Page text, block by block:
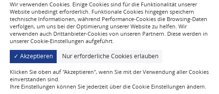
Wir verwenden Cookies. Einige Cookies sind für die Funktionalität unserer
Website unbedingt erforderlich. Funktionale Cookies hingegen speichern
technische Informationen, während Performance-Cookies die Browsing-Daten
verfolgen, um uns bei der Optimierung unserer Website zu helfen. Wir
verwenden auch Drittanbieter-Cookies von unseren Partnern. Diese werden in
unserer Cookie-Einstellungen aufgeführt.
✓ Akzeptieren Nur erforderliche Cookies erlauben
Klicken Sie oben auf "Akzeptieren", wenn Sie mit der Verwendung aller Cookies
einverstanden sind.
Ihre Einstellungen können Sie jederzeit über die Cookie Einstellungen ändern.